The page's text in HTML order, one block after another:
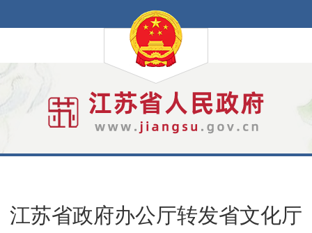
江苏省政府办公厅转发省文化厅